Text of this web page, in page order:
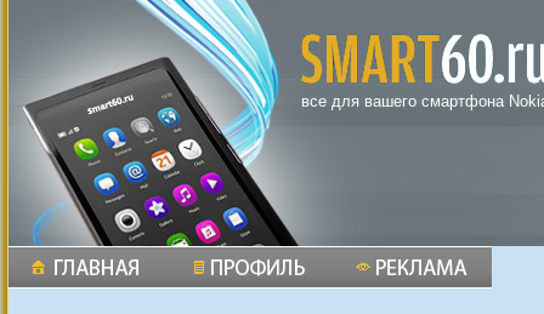
все для вашего смартфона